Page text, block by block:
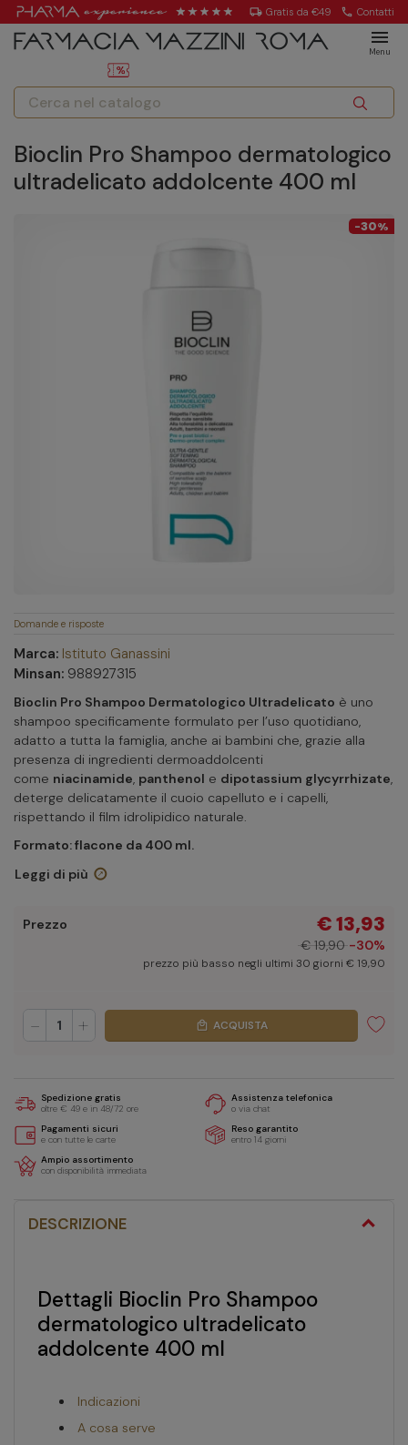
local_shipping Gratis da €49 call Contatti
menu
Menu
Bioclin Pro Shampoo dermatologico
ultradelicato addolcente 400 ml
-30%
Domande e risposte
Marca: Istituto Ganassini
Minsan: 988927315
Bioclin Pro Shampoo Dermatologico Ultradelicato è uno
shampoo specificamente formulato per l’uso quotidiano,
adatto a tutta la famiglia, anche ai bambini che, grazie alla
presenza di ingredienti dermoaddolcenti
come niacinamide, panthenol e dipotassium glycyrrhizate,
deterge delicatamente il cuoio capelluto e i capelli,
rispettando il film idrolipidico naturale.
Formato: flacone da 400 ml.
Leggi di più
€ 13,93
€ 19,90 -30%
Prezzo
prezzo più basso negli ultimi 30 giorni € 19,90
- + local_mall ACQUISTA
Spedizione gratis
oltre € 49 e in 48/72 ore
Assistenza telefonica
o via chat
Pagamenti sicuri
e con tutte le carte
Reso garantito
entro 14 giorni
Ampio assortimento
con disponibilità immediata
DESCRIZIONE
Dettagli Bioclin Pro Shampoo
dermatologico ultradelicato
addolcente 400 ml
Indicazioni
A cosa serve